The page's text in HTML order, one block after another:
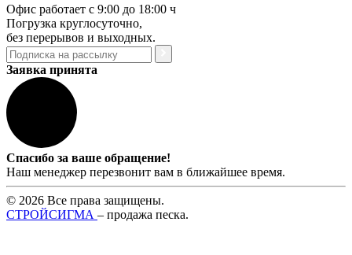
Офис работает с 9:00 до 18:00 ч
Погрузка круглосуточно,
без перерывов и выходных.
Заявка принята
Спасибо за ваше обращение!
Наш менеджер перезвонит вам в ближайшее время.
© 2026 Все права защищены.
СТРОЙСИГМА – продажа песка.